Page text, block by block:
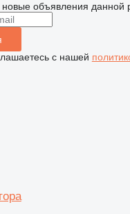
объявления данной
с нашей